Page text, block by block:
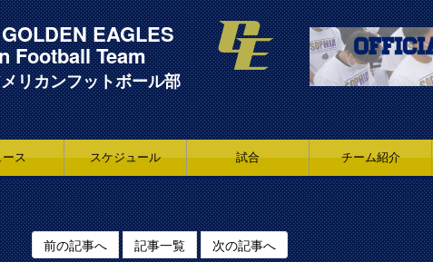
EAGLES
Football Team
リカンフットボール部
ース スケジュール 試合 チーム紹介
前の記事へ 記事一覧 次の記事へ